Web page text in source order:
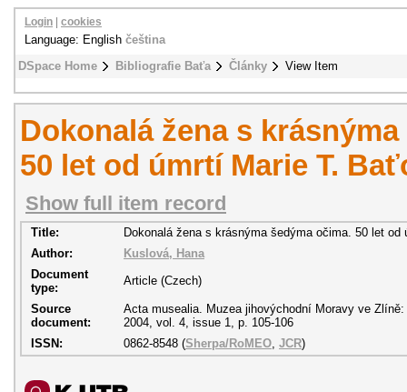
DSpace Home Bibliografie Baťa Články View Item
Login cookies
Language: English čeština
Dokonalá žena s
50 let od úmrtí Marie T.
Show full item record
Title:
Dokonalá žena s krásnýma šedýma očima. 50 let od
Author:
Kuslová, Hana
Document
type:
Article (Czech)
Source
document:
Acta musealia. Muzea jihovýchodní Moravy ve
2004, vol. 4, issue 1, p. 105-106
ISSN:
0862-8548 (Sherpa/RoMEO, JCR)